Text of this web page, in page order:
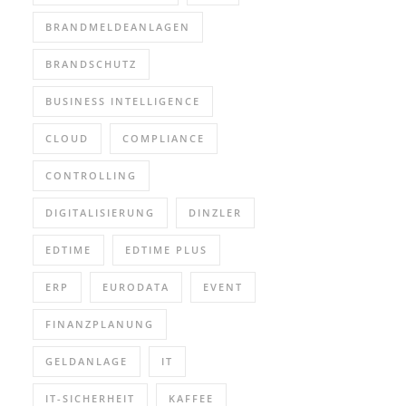
BRANDMELDEANLAGEN
BRANDSCHUTZ
BUSINESS INTELLIGENCE
CLOUD COMPLIANCE
CONTROLLING
DIGITALISIERUNG DINZLER
EDTIME EDTIME PLUS
ERP EURODATA EVENT
FINANZPLANUNG
GELDANLAGE IT
IT-SICHERHEIT KAFFEE